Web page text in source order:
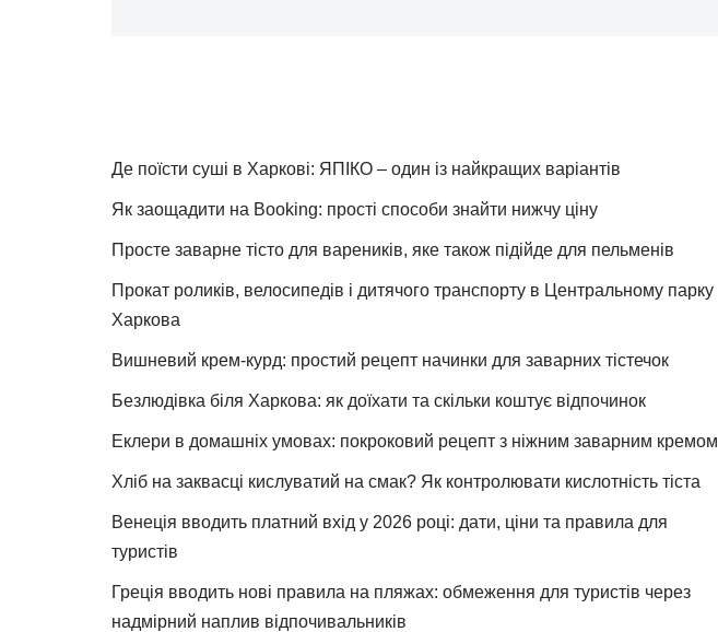
Де поїсти суші в Харкові: ЯПІКО – один із найкращих варіантів
Як заощадити на Booking: прості способи знайти нижчу ціну
Просте заварне тісто для вареників, яке також підійде для пельменів
Прокат роликів, велосипедів і дитячого транспорту в Центральному парку
Харкова
Вишневий крем-курд: простий рецепт начинки для заварних тістечок
Безлюдівка біля Харкова: як доїхати та скільки коштує відпочинок
Еклери в домашніх умовах: покроковий рецепт з ніжним заварним кремом
Хліб на заквасці кислуватий на смак? Як контролювати кислотність тіста
Венеція вводить платний вхід у 2026 році: дати, ціни та правила для
туристів
Греція вводить нові правила на пляжах: обмеження для туристів через
надмірний наплив відпочивальників